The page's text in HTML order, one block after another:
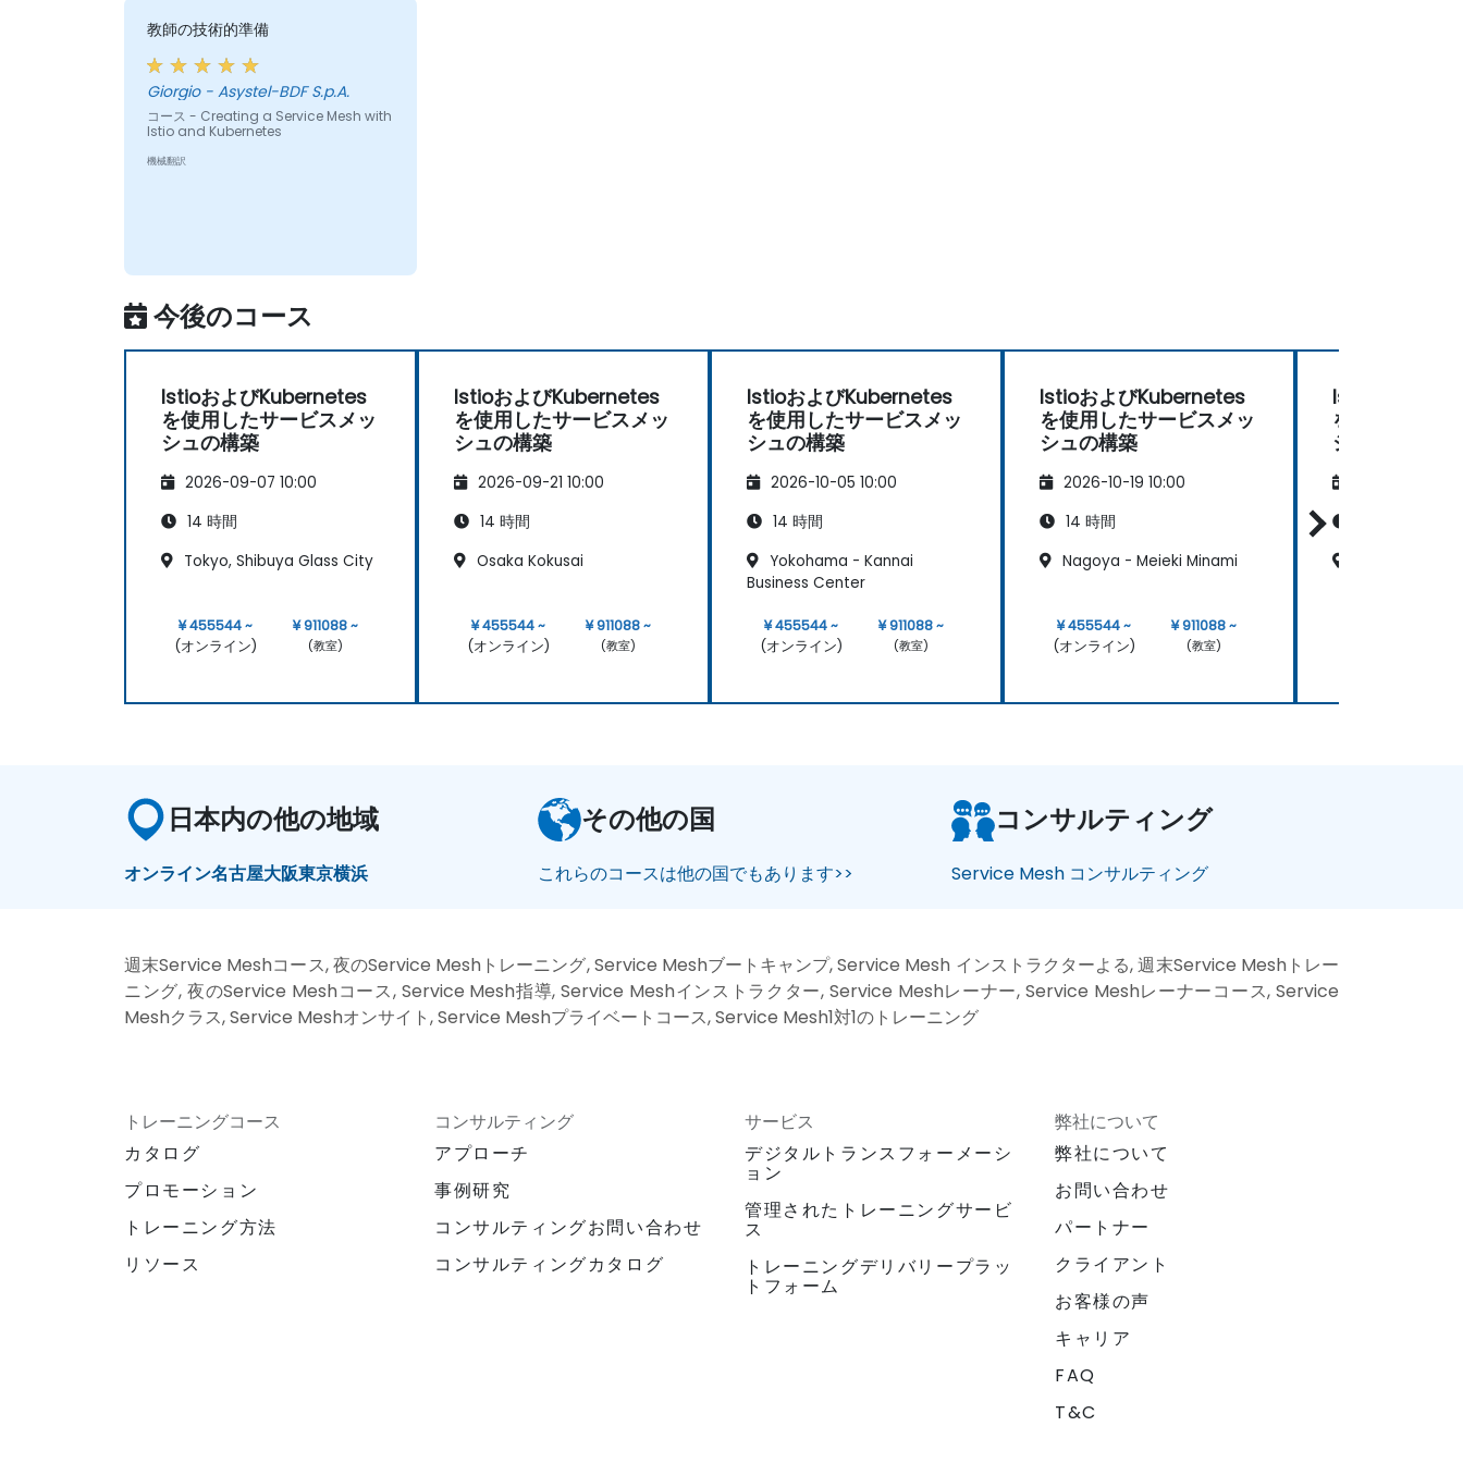
教師の技術的準備
Giorgio - Asystel-BDF S.p.A.
コース - Creating a Service Mesh with
Istio and Kubernetes
機械翻訳
今後のコース
IstioおよびKubernetes
を使用したサービスメッ
シュの構築
2026-09-07 10:00
14 時間
Tokyo, Shibuya Glass City
¥ 455544 ~
(オンライン)
¥ 911088 ~
(教室)
IstioおよびKubernetes
を使用したサービスメッ
シュの構築
2026-09-21 10:00
14 時間
Osaka Kokusai
¥ 455544 ~
(オンライン)
¥ 911088 ~
(教室)
IstioおよびKubernetes
を使用したサービスメッ
シュの構築
2026-10-05 10:00
14 時間
Yokohama - Kannai
Business Center
¥ 455544 ~
(オンライン)
¥ 911088 ~
(教室)
IstioおよびKubernetes
を使用したサービスメッ
シュの構築
2026-10-19 10:00
14 時間
Nagoya - Meieki Minami
¥ 455544 ~
(オンライン)
¥ 911088 ~
(教室)
Istioおよび
を使用したサ
シュの構築
日本内の他の地域
オンライン名古屋大阪東京横浜
その他の国
これらのコースは他の国でもあります>>
コンサルティング
Service Mesh コンサルティング
週末Service Meshコース, 夜のService Meshトレーニング, Service Meshブートキャンプ, Service Mesh インストラクターよる, 週末Service Meshトレー
ニング, 夜のService Meshコース, Service Mesh指導, Service Meshインストラクター, Service Meshレーナー, Service Meshレーナーコース, Service
Meshクラス, Service Meshオンサイト, Service Meshプライベートコース, Service Mesh1対1のトレーニング
トレーニングコース
カタログ
プロモーション
トレーニング方法
リソース
コンサルティング
アプローチ
事例研究
コンサルティングお問い合わせ
コンサルティングカタログ
サービス
デジタルトランスフォーメーシ
ョン
管理されたトレーニングサービ
ス
トレーニングデリバリープラッ
トフォーム
弊社について
弊社について
お問い合わせ
パートナー
クライアント
お客様の声
キャリア
FAQ
T&C